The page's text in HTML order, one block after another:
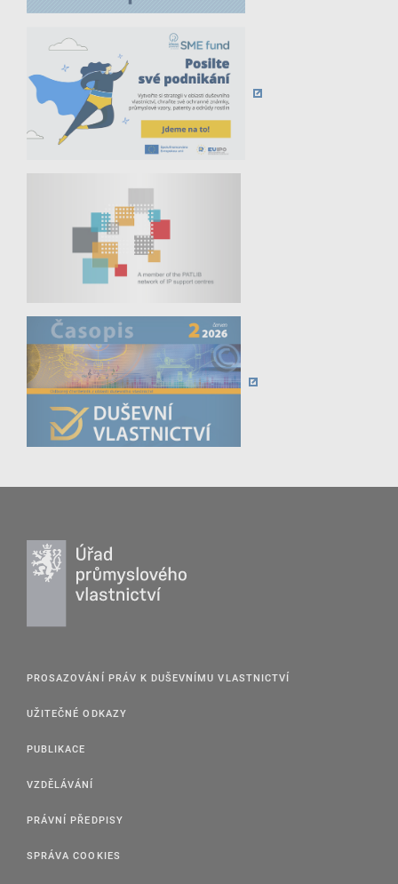
PROSAZOVÁNÍ PRÁV K DUŠEVNÍMU VLASTNICTVÍ
UŽITEČNÉ ODKAZY
PUBLIKACE
VZDĚLÁVÁNÍ
PRÁVNÍ PŘEDPISY
SPRÁVA COOKIES